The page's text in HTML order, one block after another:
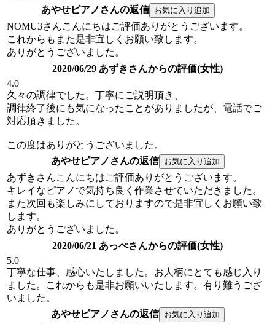
あやせピアノさんの返信
NOMU3さんこんにちはご評価ありがとうございます。
これからもまた是非宜しくお願い致します。
ありがとうございました。
2020/06/29 あずきさんからの評価(女性)
4.0
久々の調律でした。丁寧にご説明頂き、
調律終了後にも気になったことがありましたが、電話でご
対応頂きました。
この度はありがとうございました。
あやせピアノさんの返信
あずきさんこんにちはご評価ありがとうございます。
キレイなピアノで気持ち良く作業させていただきました。
また次回も楽しみにしておりますので是非宜しくお願い致
します。
ありがとうございました。
2020/06/21 あっぺさんからの評価(女性)
5.0
丁寧な仕事、感心いたしました。お人柄にとても感じ入り
ました。これからも是非お願いいたします。有り難うござ
いました。
あやせピアノさんの返信